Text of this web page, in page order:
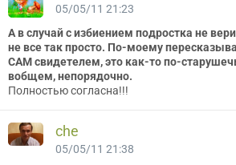
05/05/11 21:23
А в случай с избиением подростка не
не все так просто. По-моему
САМ свидетелем, это как-то по-
вобщем, непорядочно.
Полностью согласна!!!
che
05/05/11 21:38